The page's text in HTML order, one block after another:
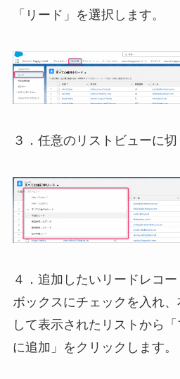
「リード」を選択します。
３．任意のリストビューに切
４．追加したいリードレコ
ボックスにチェックを入れ
して表示されたリストから
に追加」をクリックします。